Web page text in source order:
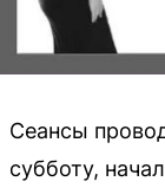
Сеансы
субботу,